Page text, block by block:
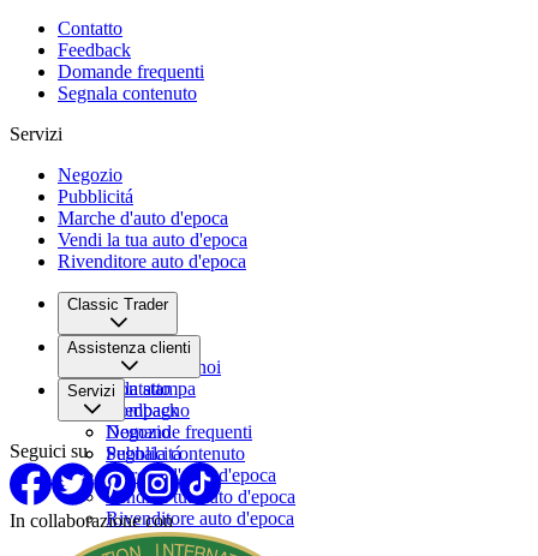
Contatto
Feedback
Domande frequenti
Segnala contenuto
Servizi
Negozio
Pubblicitá
Marche d'auto d'epoca
Vendi la tua auto d'epoca
Rivenditore auto d'epoca
Classic Trader
Chi siamo
Lavora con noi
Sala stampa
Compagno
Assistenza clienti
Contatto
Feedback
Domande frequenti
Segnala contenuto
Servizi
Negozio
Pubblicitá
Marche d'auto d'epoca
Vendi la tua auto d'epoca
Rivenditore auto d'epoca
Seguici su
In collaborazione con